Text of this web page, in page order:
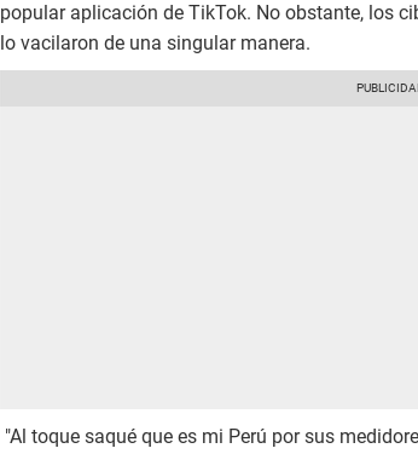
popular aplicación de TikTok. No obstante, los
lo vacilaron de una singular manera.
"Al toque saqué que es mi Perú por sus